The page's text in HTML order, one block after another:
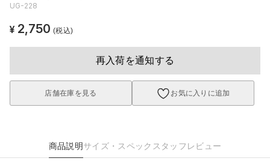
UG-228
¥ 2,750 (税込)
再入荷を通知する
店舗在庫を見る お気に入りに追加
商品説明サイズ・スペック スタッフレビュー